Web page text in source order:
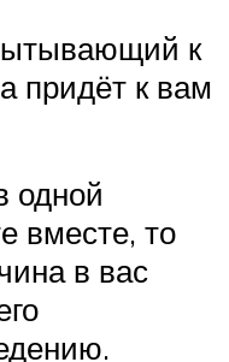
к
придёт к вам
одной
вместе, то
в вас